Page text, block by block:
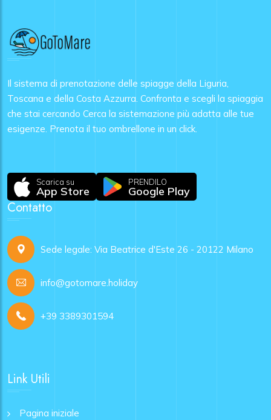
Il sistema di prenotazione delle spiagge della Liguria,
Toscana e della Costa Azzurra. Confronta e scegli la spiaggia
che stai cercando Cerca la sistemazione più adatta alle tue
esigenze. Prenota il tuo ombrellone in un click.
Scarica su
App Store
PRENDILO
Google Play
Contatto
Sede legale: Via Beatrice d'Este 26 - 20122 Milano
info@gotomare.holiday
+39 3389301594
Link Utili
Pagina iniziale